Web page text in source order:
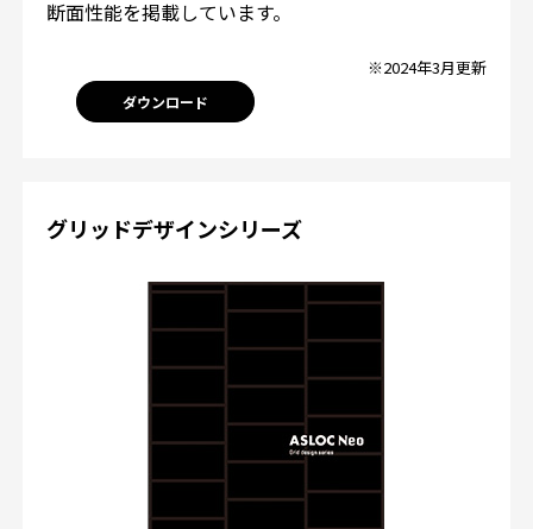
断面性能を掲載しています。
※2024年3月更新
ダウンロード
グリッドデザインシリーズ